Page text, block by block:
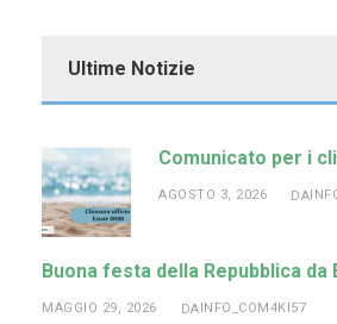
Ultime Notizie
Comunicato per i
AGOSTO 3, 2026 DA
Buona festa della Repubblica da
MAGGIO 29, 2026 DAINFO_COM4KI57